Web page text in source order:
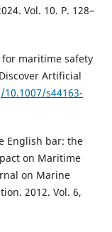
Vol. 10. P. 128–
maritime safety
Artificial
s44163-
English bar: the
on Maritime
on Marine
2012. Vol. 6,